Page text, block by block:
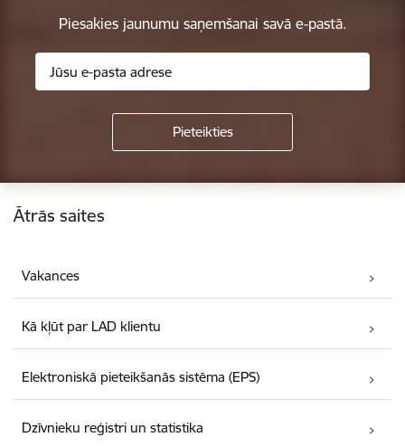
Piesakies jaunumu saņemšanai savā e-pastā.
Kājene
Ātrās saites
Vakances
Kā kļūt par LAD klientu
Elektroniskā pieteikšanās sistēma (EPS)
Dzīvnieku reģistri un statistika